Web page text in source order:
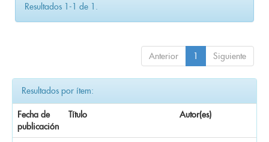
Resultados 1-1 de 1.
Anterior 1 Siguiente
Resultados por ítem:
Fecha de
publicación
Título Autor(es)